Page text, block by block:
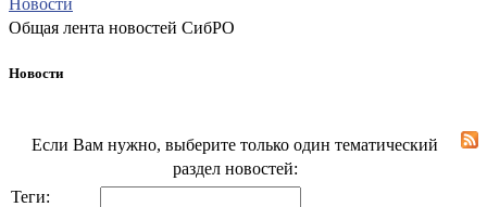
Общая лента новостей СибРО
Новости
Если Вам нужно, выберите только один тематический
раздел новостей:
Теги: